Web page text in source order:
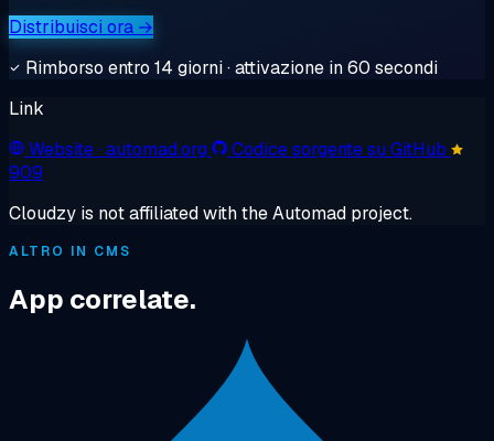
Distribuisci ora →
Rimborso entro 14 giorni · attivazione in 60 secondi
Link
Website· automad.org
Codice sorgente su GitHub
909
Cloudzy is not affiliated with the Automad project.
ALTRO IN CMS
App correlate.